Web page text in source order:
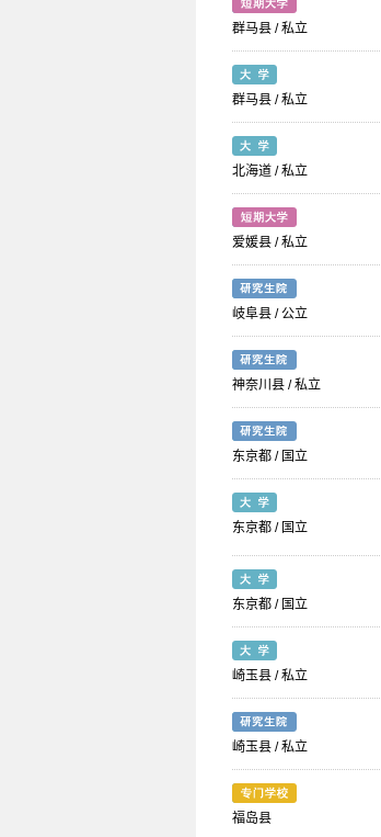
群马县 / 私立
群马县 / 私立
北海道 / 私立
爱媛县 / 私立
岐阜县 / 公立
神奈川县 / 私立
东京都 / 国立
东京都 / 国立
东京都 / 国立
崎玉县 / 私立
崎玉县 / 私立
福岛县